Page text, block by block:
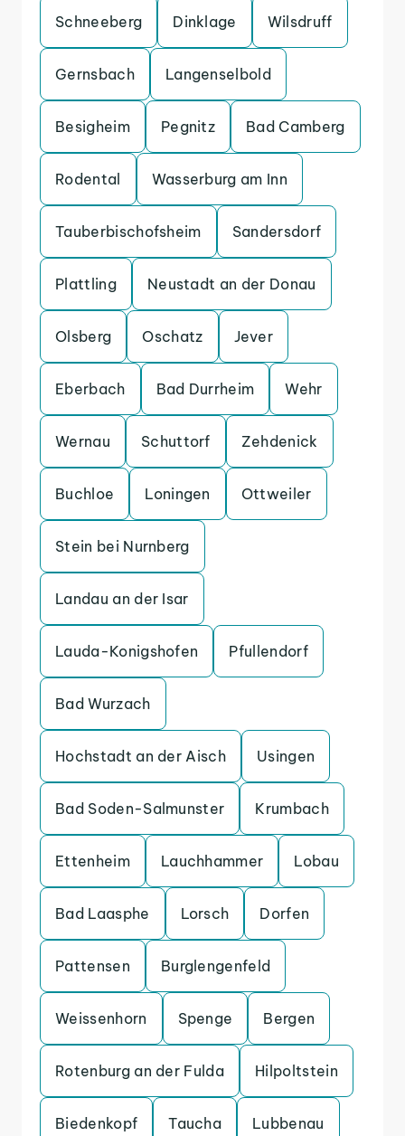
Schneeberg Dinklage Wilsdruff
Gernsbach Langenselbold
Besigheim Pegnitz Bad Camberg
Rodental Wasserburg am Inn
Tauberbischofsheim Sandersdorf
Plattling Neustadt an der Donau
Olsberg Oschatz Jever
Eberbach Bad Durrheim Wehr
Wernau Schuttorf Zehdenick
Buchloe Loningen Ottweiler
Stein bei Nurnberg
Landau an der Isar
Lauda-Konigshofen Pfullendorf
Bad Wurzach
Hochstadt an der Aisch Usingen
Bad Soden-Salmunster Krumbach
Ettenheim Lauchhammer Lobau
Bad Laasphe Lorsch Dorfen
Pattensen Burglengenfeld
Weissenhorn Spenge Bergen
Rotenburg an der Fulda Hilpoltstein
Biedenkopf Taucha Lubbenau